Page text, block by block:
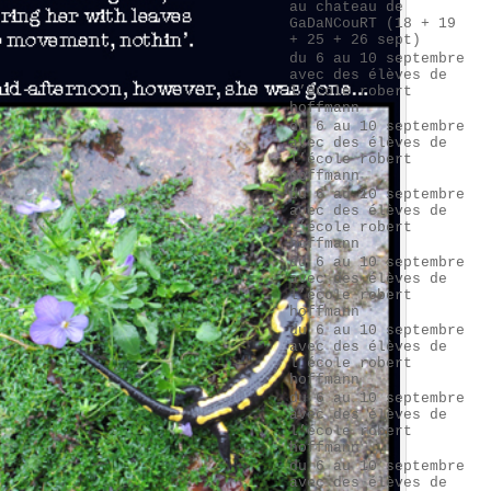
au chateau de
GaDaNCouRT (18 + 19
+ 25 + 26 sept)
du 6 au 10 septembre
avec des élèves de
l’école robert
hoffmann
du 6 au 10 septembre
avec des élèves de
l’école robert
hoffmann
du 6 au 10 septembre
avec des élèves de
l’école robert
hoffmann
du 6 au 10 septembre
avec des élèves de
l’école robert
hoffmann
du 6 au 10 septembre
avec des élèves de
l’école robert
hoffmann
du 6 au 10 septembre
avec des élèves de
l’école robert
hoffmann
du 6 au 10 septembre
avec des élèves de